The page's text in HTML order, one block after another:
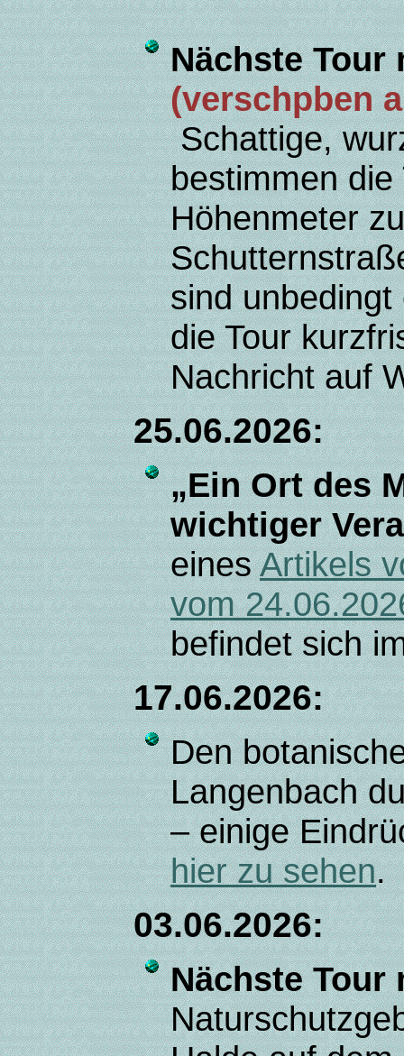
Nächste
(verschpben
Schattige,
bestimmen
Höhenmeter
sind
die Tour
Nachricht auf
25.06.2026:
„Ein Ort des
wichtiger
einesArtikels
vom
befindet sich
17.06.2026:
Den
Langenbach
– einige
hier zu sehen.
03.06.2026:
Nächste